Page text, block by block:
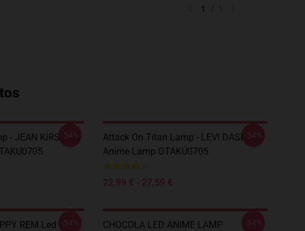
1
- JEAN KIRSTEIN
-34%
Attack On Titan Lamp - LEVI DASH Led
Anime Lamp OTAKU0705
22,99 € - 27,59 €
-34%
REM Led
-34%
CHOCOLA LED ANIME LAMP
-34%